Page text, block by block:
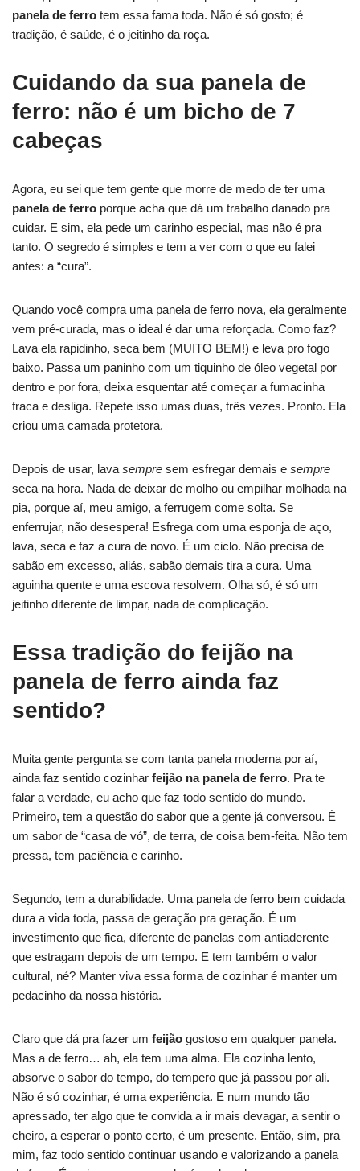
panela de ferro tem essa fama toda. Não é só gosto; é
tradição, é saúde, é o jeitinho da roça.
Cuidando da sua panela de
ferro: não é um bicho de 7
cabeças
Agora, eu sei que tem gente que morre de medo de ter uma
panela de ferro porque acha que dá um trabalho danado pra
cuidar. E sim, ela pede um carinho especial, mas não é pra
tanto. O segredo é simples e tem a ver com o que eu falei
antes: a “cura”.
Quando você compra uma panela de ferro nova, ela geralmente
vem pré-curada, mas o ideal é dar uma reforçada. Como faz?
Lava ela rapidinho, seca bem (MUITO BEM!) e leva pro fogo
baixo. Passa um paninho com um tiquinho de óleo vegetal por
dentro e por fora, deixa esquentar até começar a fumacinha
fraca e desliga. Repete isso umas duas, três vezes. Pronto. Ela
criou uma camada protetora.
Depois de usar, lava sempre sem esfregar demais e sempre
seca na hora. Nada de deixar de molho ou empilhar molhada na
pia, porque aí, meu amigo, a ferrugem come solta. Se
enferrujar, não desespera! Esfrega com uma esponja de aço,
lava, seca e faz a cura de novo. É um ciclo. Não precisa de
sabão em excesso, aliás, sabão demais tira a cura. Uma
aguinha quente e uma escova resolvem. Olha só, é só um
jeitinho diferente de limpar, nada de complicação.
Essa tradição do feijão na
panela de ferro ainda faz
sentido?
Muita gente pergunta se com tanta panela moderna por aí,
ainda faz sentido cozinhar feijão na panela de ferro. Pra te
falar a verdade, eu acho que faz todo sentido do mundo.
Primeiro, tem a questão do sabor que a gente já conversou. É
um sabor de “casa de vó”, de terra, de coisa bem-feita. Não tem
pressa, tem paciência e carinho.
Segundo, tem a durabilidade. Uma panela de ferro bem cuidada
dura a vida toda, passa de geração pra geração. É um
investimento que fica, diferente de panelas com antiaderente
que estragam depois de um tempo. E tem também o valor
cultural, né? Manter viva essa forma de cozinhar é manter um
pedacinho da nossa história.
Claro que dá pra fazer um feijão gostoso em qualquer panela.
Mas a de ferro… ah, ela tem uma alma. Ela cozinha lento,
absorve o sabor do tempo, do tempero que já passou por ali.
Não é só cozinhar, é uma experiência. E num mundo tão
apressado, ter algo que te convida a ir mais devagar, a sentir o
cheiro, a esperar o ponto certo, é um presente. Então, sim, pra
mim, faz todo sentido continuar usando e valorizando a panela